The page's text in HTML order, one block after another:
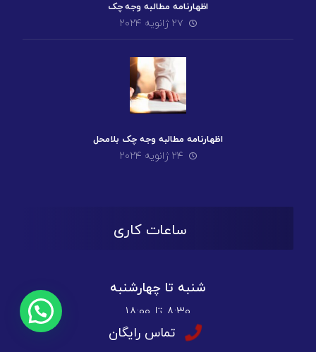
اظهارنامه مطالبه وجه چک
۲۷ ژانویه ۲۰۲۴
اظهارنامه مطالبه وجه چک بلامحل
۲۴ ژانویه ۲۰۲۴
ساعات کاری
شنبه تا چهارشنبه
۸:۳۰ تا ۱۸:۰۰
پنج شنبه
تماس رایگان